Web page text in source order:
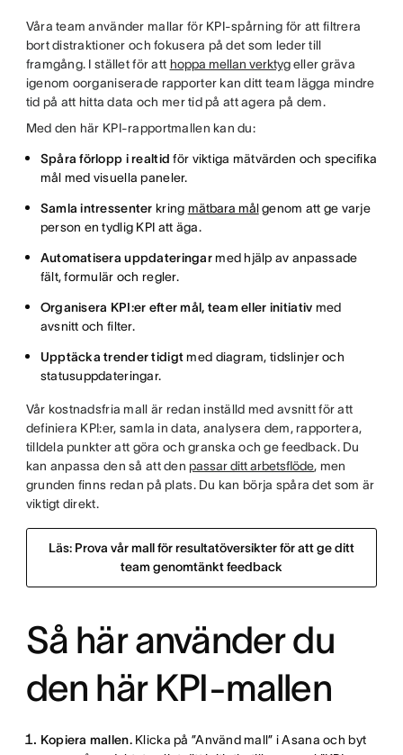
Våra team använder mallar för KPI-spårning för att filtrera
bort distraktioner och fokusera på det som leder till
framgång. I stället för att hoppa mellan verktygeller gräva
igenom oorganiserade rapporter kan ditt team lägga mindre
tid på att hitta data och mer tid på att agera på dem.
Med den här KPI-rapportmallen kan du:
Spåra förlopp i realtid för viktiga mätvärden och specifika
mål med visuella paneler.
Samla intressenter kring mätbara målgenom att ge varje
person en tydlig KPI att äga.
Automatisera uppdateringarmed hjälp av anpassade
fält, formulär och regler.
Organisera KPI:er efter mål, team eller initiativ med
avsnitt och filter.
Upptäcka trender tidigtmed diagram, tidslinjer och
statusuppdateringar.
Vår kostnadsfria mall är redan inställd med avsnitt för att
definiera KPI:er, samla in data, analysera dem, rapportera,
tilldela punkter att göra och granska och ge feedback. Du
kan anpassa den så att den passar ditt arbetsflöde, men
grunden finns redan på plats. Du kan börja spåra det som är
viktigt direkt.
Läs: Prova vår mall för resultatöversikter för att ge ditt
team genomtänkt feedback
Så här använder du
den här KPI-mallen
Kopiera mallen. Klicka på ”Använd mall” i Asana och byt